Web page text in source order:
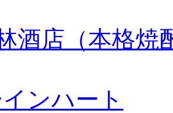
酒店（本格焼
ンハート